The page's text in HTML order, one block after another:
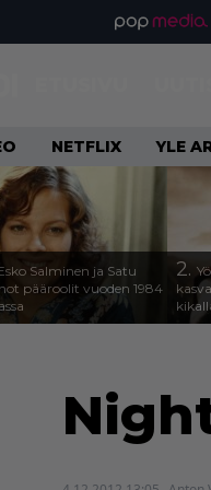
NETFLIX YLE
Salminen ja Satu
pääroolit vuoden 1984
2.